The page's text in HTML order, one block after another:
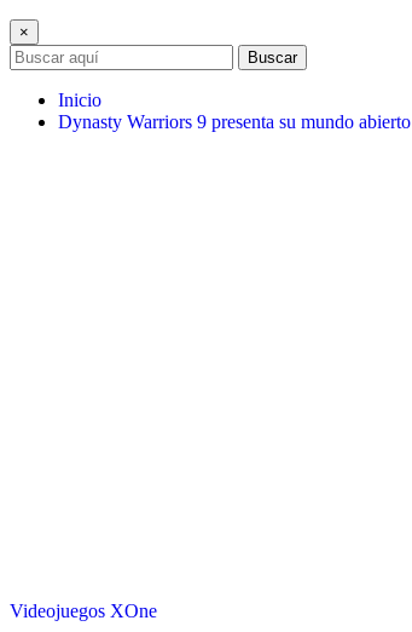
×
Buscar
Inicio
Dynasty Warriors 9 presenta su mundo abierto
Videojuegos XOne